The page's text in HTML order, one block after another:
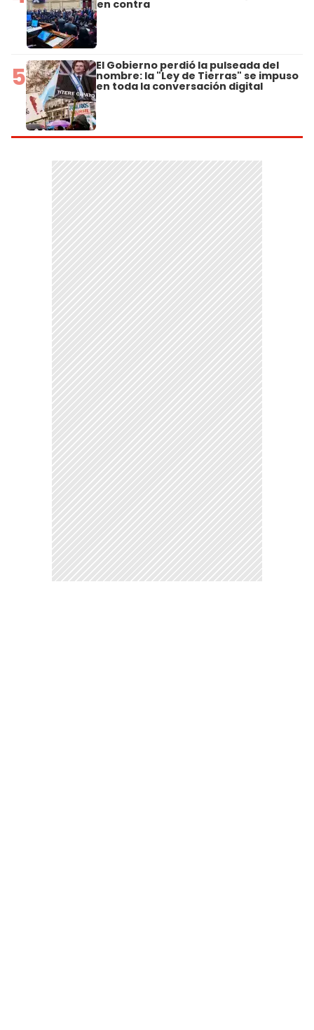
en contra
5 El Gobierno perdió la pulseada del
nombre: la "Ley de Tierras" se impuso
en toda la conversación digital